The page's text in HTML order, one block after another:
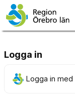
Logga in
Logga in med